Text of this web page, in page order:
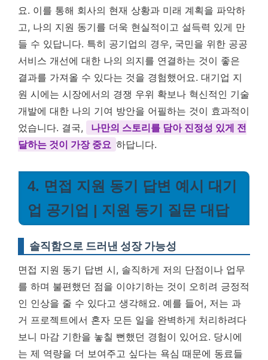
요. 이를 통해 회사의 현재 상황과 미래 계획을 파악하
고, 나의 지원 동기를 더욱 현실적이고 설득력 있게 만
들 수 있답니다. 특히 공기업의 경우, 국민을 위한 공공
서비스 개선에 대한 나의 의지를 연결하는 것이 좋은
결과를 가져올 수 있다는 것을 경험했어요. 대기업 지
원 시에는 시장에서의 경쟁 우위 확보나 혁신적인 기술
개발에 대한 나의 기여 방안을 어필하는 것이 효과적이
었습니다. 결국,
나만의 스토리를 담아 진정성 있게 전
달하는 것이 가장 중요 하답니다.
4. 면접 지원 동기 답변 예시 대기
업 공기업 | 지원 동기 질문 대답
솔직함으로 드러낸 성장 가능성
면접 지원 동기 답변 시, 솔직하게 저의 단점이나 업무
를 하며 불편했던 점을 이야기하는 것이 오히려 긍정적
인 인상을 줄 수 있다고 생각해요. 예를 들어, 저는 과
거 프로젝트에서 혼자 모든 일을 완벽하게 처리하려다
보니 마감 기한을 놓칠 뻔했던 경험이 있어요. 당시에
는 제 역량을 더 보여주고 싶다는 욕심 때문에 동료들